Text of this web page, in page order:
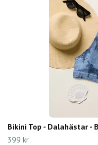
Bikini Top - Dalahästar -
399 kr